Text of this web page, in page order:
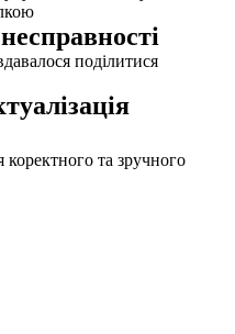
поділитися
та зручного